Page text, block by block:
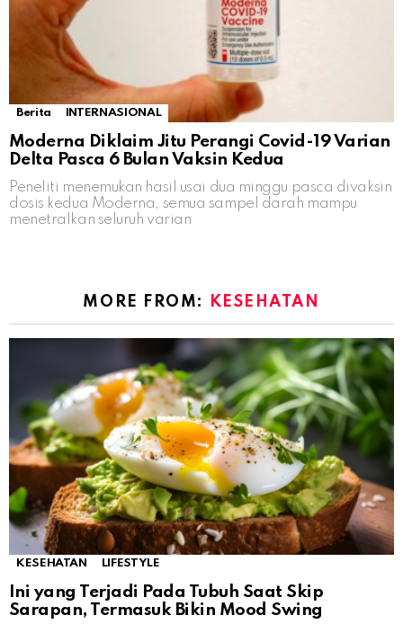
Berita INTERNASIONAL
Moderna Diklaim Jitu Perangi Covid-19 Varian
Delta Pasca 6 Bulan Vaksin Kedua
Peneliti menemukan hasil usai dua minggu pasca divaksin
dosis kedua Moderna, semua sampel darah mampu
menetralkan seluruh varian
MORE FROM: KESEHATAN
KESEHATAN LIFESTYLE
Ini yang Terjadi Pada Tubuh Saat Skip
Sarapan, Termasuk Bikin Mood Swing